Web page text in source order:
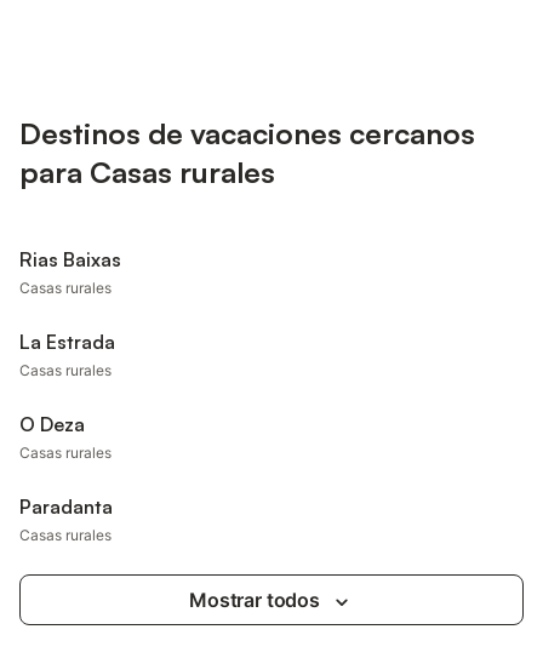
Destinos de vacaciones cercanos
para Casas rurales
Rias Baixas
Casas rurales
La Estrada
Casas rurales
O Deza
Casas rurales
Paradanta
Casas rurales
Mostrar todos